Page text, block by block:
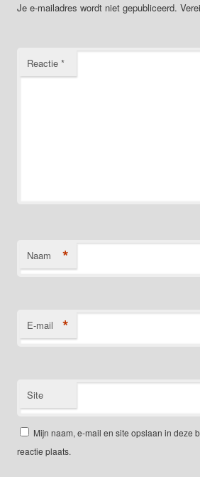
Je e-mailadres wordt niet gepubliceerd.
Reactie*
Naam *
E-mail *
Site
Mijn naam, e-mail en site opslaan in deze
reactie plaats.